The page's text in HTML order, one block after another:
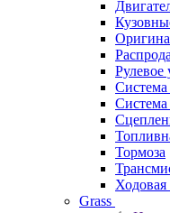
Рулевое
Система
Тормоза
Ходовая
Grass